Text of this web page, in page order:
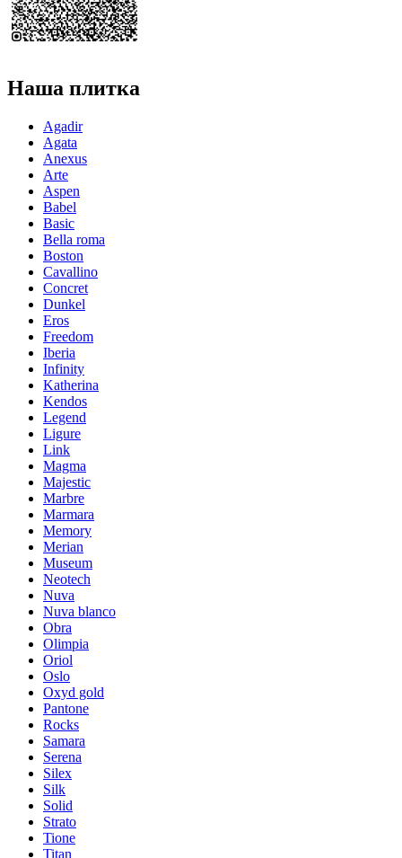
Наша плитка
Agadir
Agata
Anexus
Arte
Aspen
Babel
Basic
Bella roma
Boston
Cavallino
Concret
Dunkel
Eros
Freedom
Iberia
Infinity
Katherina
Kendos
Legend
Ligure
Link
Magma
Majestic
Marbre
Marmara
Memory
Merian
Museum
Neotech
Nuva
Nuva blanco
Obra
Olimpia
Oriol
Oslo
Oxyd gold
Pantone
Rocks
Samara
Serena
Silex
Silk
Solid
Strato
Tione
Titan